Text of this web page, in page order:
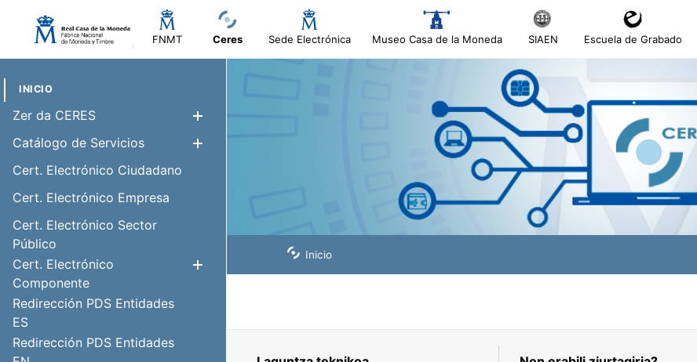
FNMT Ceres Sede Electrónica Museo Casa de la Moneda SIAEN Escuela de Grabado
INICIO
Zer da CERES
Catálogo de Servicios
Cert. Electrónico Ciudadano
Cert. Electrónico Empresa
Cert. Electrónico Sector
Público
Cert. Electrónico
Componente
Redirección PDS Entidades
ES
Redirección PDS Entidades
Inicio